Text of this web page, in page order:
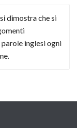
dimostra che si
inglesi ogni